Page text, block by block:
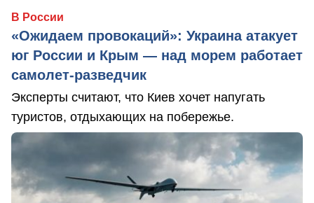
В России
«Ожидаем провокаций»: Украина атакует
юг России и Крым — над морем работает
самолет-разведчик
Эксперты считают, что Киев хочет напугать
туристов, отдыхающих на побережье.